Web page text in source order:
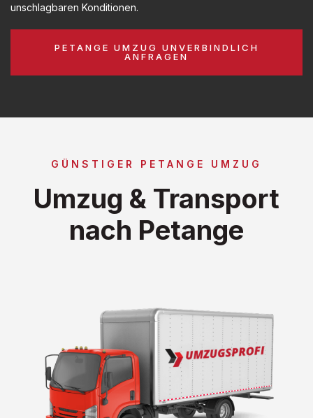
unschlagbaren Konditionen.
PETANGE UMZUG UNVERBINDLICH
ANFRAGEN
GÜNSTIGER PETANGE UMZUG
Umzug & Transport
nach Petange